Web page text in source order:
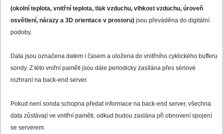
(okolní teplota, vnitřní teplota, tlak vzduchu, vlhkost vzduchu, úroveň
osvětlení, nárazy a 3D orientace v prostoru) jsou převáděna do digitální
podoby.
Data jsou označena datem i časem a uložena do vnitřního cyklického bufferu
sondy. Z této vniřní paměti jsou dále periodicky zasílána přes sériové
rozhraní na back-end server.
Pokud není sonda schopna předat informace na back-end server, všechna
data zůstávají ve vnitřní paměti, odkud budou zaslána při obnovení spojení
se serverem.